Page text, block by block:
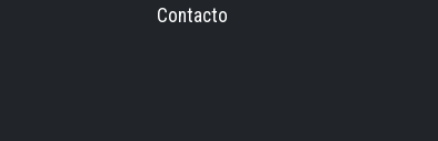
Contacto